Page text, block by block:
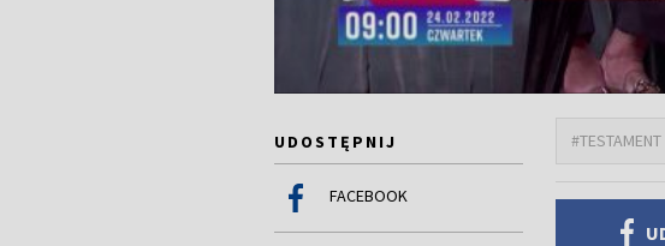
UDOSTĘPNIJ
FACEBOOK
#TESTAMENT